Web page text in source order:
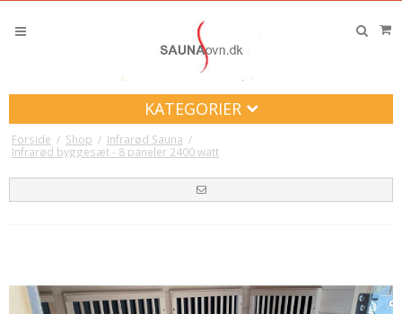
KATEGORIER
Forside / Shop / Infrarød Sauna /
Infrarød byggesæt - 8 paneler 2400 watt